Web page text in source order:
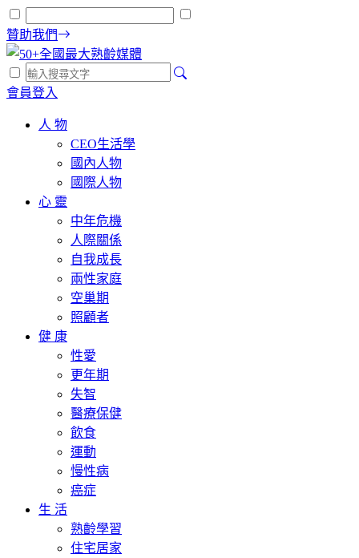
贊助我們
會員登入
人 物
CEO生活學
國內人物
國際人物
心 靈
中年危機
人際關係
自我成長
兩性家庭
空巢期
照顧者
健 康
性愛
更年期
失智
醫療保健
飲食
運動
慢性病
癌症
生 活
熟齡學習
住宅居家